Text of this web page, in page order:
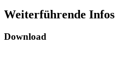
Weiterführende Infos
Download